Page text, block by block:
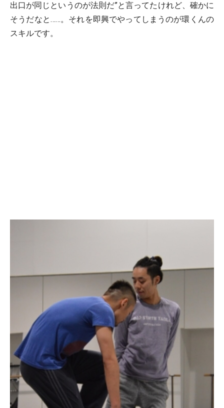
出口が同じというのが法則だ”と言ってたけれど、確かに
そうだなと……。それを即興でやってしまうのが環くんの
スキルです。